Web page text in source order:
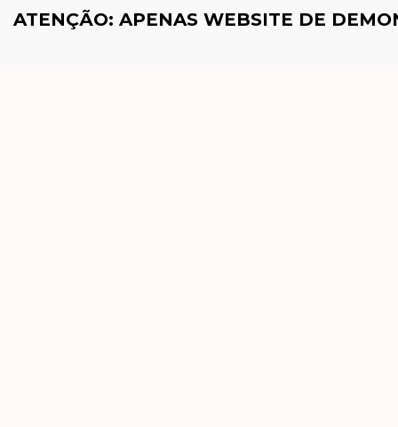
ATENÇÃO: APENAS WEBSITE DE